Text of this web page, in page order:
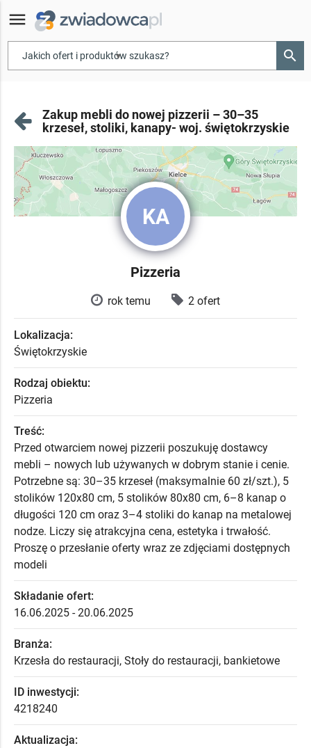
menu
▾ search
Zakup mebli do nowej pizzerii – 30–35
krzeseł, stoliki, kanapy- woj. świętokrzyskie
KA
Pizzeria
rok temu 2 ofert
Lokalizacja:
Świętokrzyskie
Rodzaj obiektu:
Pizzeria
Treść:
Przed otwarciem nowej pizzerii poszukuję dostawcy
mebli – nowych lub używanych w dobrym stanie i cenie.
Potrzebne są: 30–35 krzeseł (maksymalnie 60 zł/szt.), 5
stolików 120x80 cm, 5 stolików 80x80 cm, 6–8 kanap o
długości 120 cm oraz 3–4 stoliki do kanap na metalowej
nodze. Liczy się atrakcyjna cena, estetyka i trwałość.
Proszę o przesłanie oferty wraz ze zdjęciami dostępnych
modeli
Składanie ofert:
16.06.2025 - 20.06.2025
Branża:
Krzesła do restauracji, Stoły do restauracji, bankietowe
ID inwestycji:
4218240
Aktualizacja: